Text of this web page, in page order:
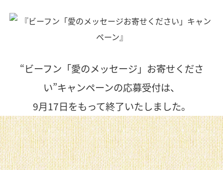
“ビーフン「愛のメッセージ」お寄せくださ
い”キャンペーンの応募受付は、
9月17日をもって終了いたしました。